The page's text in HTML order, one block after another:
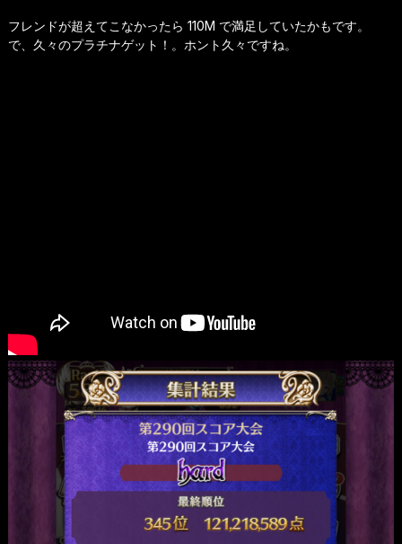
フレンドが超えてこなかったら 110M で満足していたかもです。
で、久々のプラチナゲット！。ホント久々ですね。